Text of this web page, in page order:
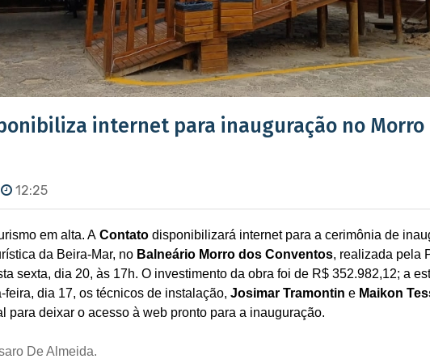
internet para inauguração no Morro
12:25
em alta. A Contato disponibilizará internet para a cerimônia de
da Beira-Mar, no Balneário Morro dos Conventos, realizada pela
sexta, dia 20, às 17h. O investimento da obra foi de R$ 352.982,12; a
feira, dia 17, os técnicos de instalação, Josimar Tramontin e Maikon
para deixar o acesso à web pronto para a inauguração.
De Almeida.